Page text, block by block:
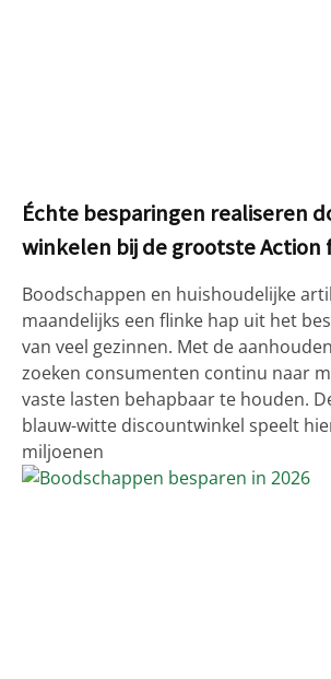
Échte besparingen realiseren
winkelen bij de grootste Action
Boodschappen en huishoudelijke
maandelijks een flinke hap uit het
van veel gezinnen. Met de
zoeken consumenten continu naar
vaste lasten behapbaar te houden.
blauw-witte discountwinkel speelt
miljoenen